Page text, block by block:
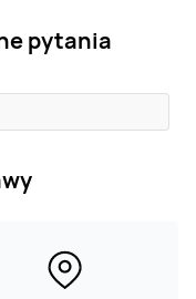
pytania